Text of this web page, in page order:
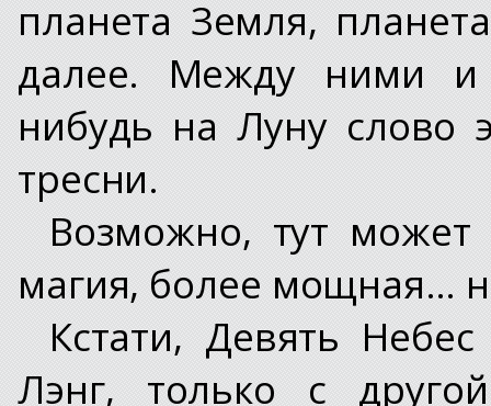
планета Земля,
далее. Между ними и
нибудь на Луну слово
тресни.
Возможно, тут может
магия, более мощная…
Кстати, Девять
Лэнг, только с